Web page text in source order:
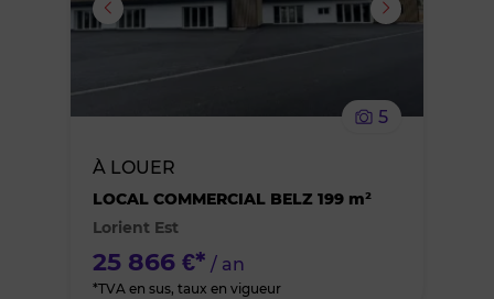
5
À LOUER
LOCAL COMMERCIAL BELZ 199 m²
Lorient Est
25 866 €* / an
*TVA en sus, taux en vigueur